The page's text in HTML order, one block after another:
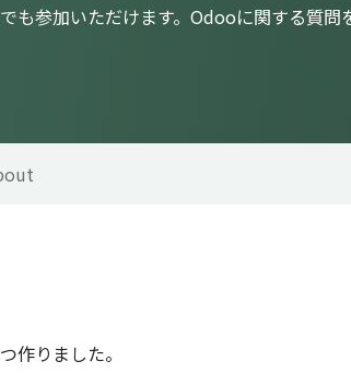
参加いただけます。Odooに関する質問
作りました。